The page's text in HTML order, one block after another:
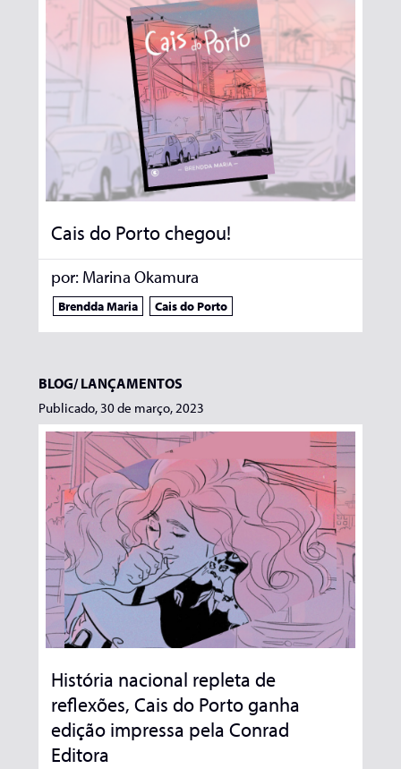
Cais do Porto chegou!
por: Marina Okamura
Brendda Maria Cais do Porto
BLOG/LANÇAMENTOS
Publicado, 30 de março, 2023
História nacional repleta de
reflexões, Cais do Porto ganha
edição impressa pela Conrad
Editora